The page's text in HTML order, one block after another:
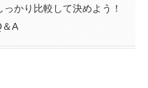
かり比較して決めよう！
A